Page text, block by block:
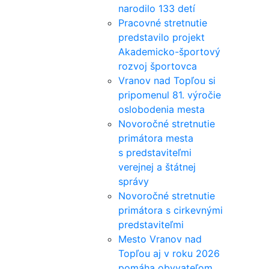
narodilo 133 detí
Pracovné stretnutie
predstavilo projekt
Akademicko-športový
rozvoj športovca
Vranov nad Topľou si
pripomenul 81. výročie
oslobodenia mesta
Novoročné stretnutie
primátora mesta
s predstaviteľmi
verejnej a štátnej
správy
Novoročné stretnutie
primátora s cirkevnými
predstaviteľmi
Mesto Vranov nad
Topľou aj v roku 2026